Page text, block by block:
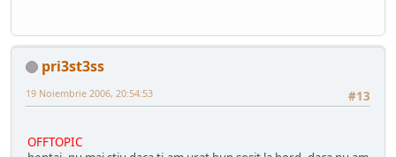
pri3st3ss
#13
19 Noiembrie 2006, 20:54:53
OFFTOPIC